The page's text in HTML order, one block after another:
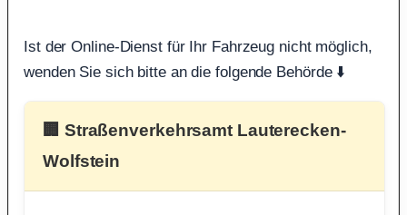
Ist der Online-Dienst für Ihr Fahrzeug nicht möglich,
wenden Sie sich bitte an die folgende Behörde ⬇️
🏢 Straßenverkehrsamt Lauterecken-
Wolfstein